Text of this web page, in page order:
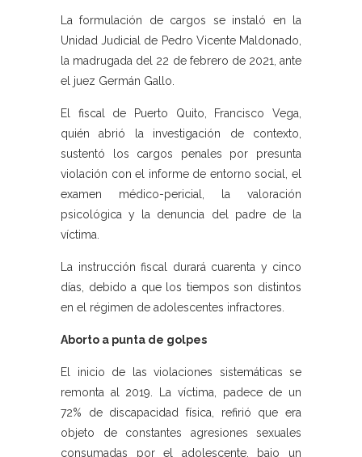
La formulación de cargos se instaló en la
Unidad Judicial de Pedro Vicente Maldonado,
la madrugada del 22 de febrero de 2021, ante
el juez Germán Gallo.
El fiscal de Puerto Quito, Francisco Vega,
quién abrió la investigación de contexto,
sustentó los cargos penales por presunta
violación con el informe de entorno social, el
examen médico-pericial, la valoración
psicológica y la denuncia del padre de la
víctima.
La instrucción fiscal durará cuarenta y cinco
días, debido a que los tiempos son distintos
en el régimen de adolescentes infractores.
Aborto a punta de golpes
El inicio de las violaciones sistemáticas se
remonta al 2019. La víctima, padece de un
72% de discapacidad física, refirió que era
objeto de constantes agresiones sexuales
consumadas por el adolescente, bajo un